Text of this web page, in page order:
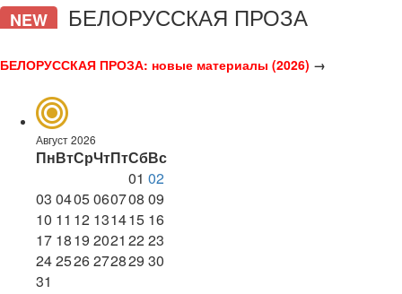
NEW БЕЛОРУССКАЯ ПРОЗА
БЕЛОРУССКАЯ ПРОЗА: новые материалы (2026) →
Август 2026
ПнВтСрЧтПтСбВс
01 02
03 0405060708 09
10 11 12 131415 16
17 1819 2021 2223
242526272829 30
31